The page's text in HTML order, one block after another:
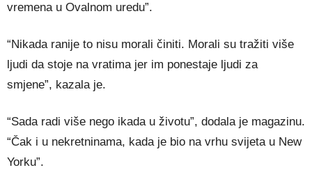
vremena u Ovalnom uredu”.
“Nikada ranije to nisu morali činiti. Morali su tražiti više
ljudi da stoje na vratima jer im ponestaje ljudi za
smjene”, kazala je.
“Sada radi više nego ikada u životu”, dodala je magazinu.
“Čak i u nekretninama, kada je bio na vrhu svijeta u New
Yorku”.